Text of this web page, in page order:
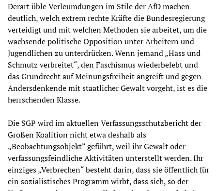
Derart üble Verleumdungen im Stile der AfD machen
deutlich, welch extrem rechte Kräfte die Bundesregierung
verteidigt und mit welchen Methoden sie arbeitet, um die
wachsende politische Opposition unter Arbeitern und
Jugendlichen zu unterdrücken. Wenn jemand „Hass und
Schmutz verbreitet“, den Faschismus wiederbelebt und
das Grundrecht auf Meinungsfreiheit angreift und gegen
Andersdenkende mit staatlicher Gewalt vorgeht, ist es die
herrschenden Klasse.
Die SGP wird im aktuellen Verfassungsschutzbericht der
Großen Koalition nicht etwa deshalb als
„Beobachtungsobjekt“ geführt, weil ihr Gewalt oder
verfassungsfeindliche Aktivitäten unterstellt werden. Ihr
einziges „Verbrechen“ besteht darin, dass sie öffentlich für
ein sozialistisches Programm wirbt, dass sich, so der